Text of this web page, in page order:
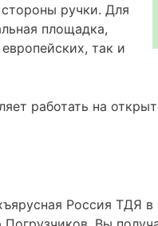
ручки. Для
площадка,
так и
работать на
Россия ТДЯ